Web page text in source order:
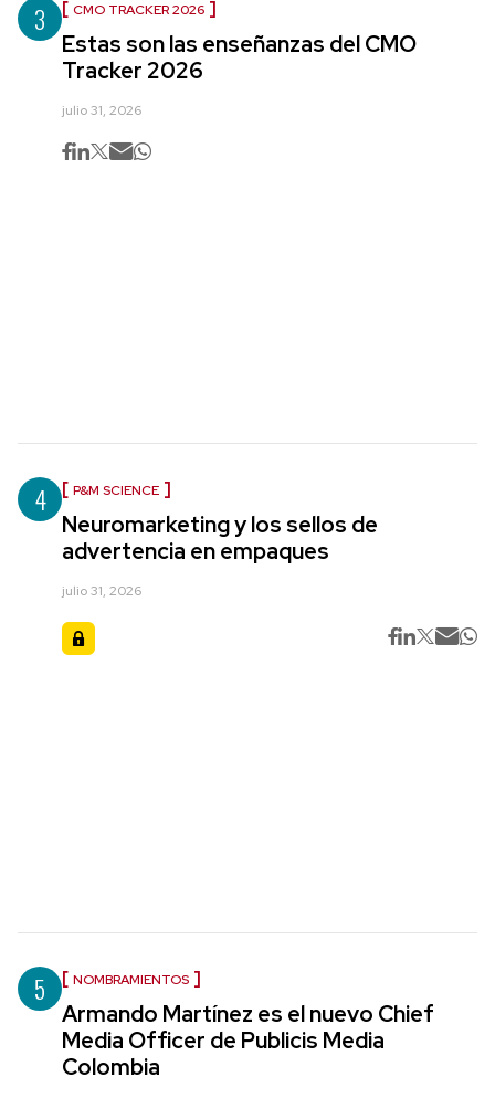
3 CMO TRACKER 2026
Estas son las enseñanzas del CMO
Tracker 2026
julio 31, 2026
4 P&M SCIENCE
Neuromarketing y los sellos de
advertencia en empaques
julio 31, 2026
5 NOMBRAMIENTOS
Armando Martínez es el nuevo Chief
Media Officer de Publicis Media
Colombia